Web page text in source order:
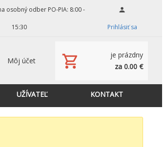
osobný odber PO-PIA: 8:00 -
15:30 Prihlásiť sa
Môj účet
je prázdny
za 0.00 €
UŽÍVATEĽ KONTAKT